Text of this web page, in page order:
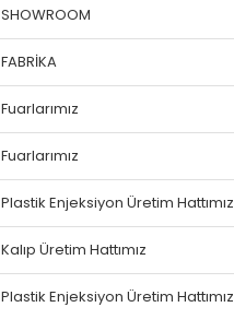
SHOWROOM
FABRİKA
Fuarlarımız
Fuarlarımız
Plastik Enjeksiyon Üretim Hattımız
Kalıp Üretim Hattımız
Plastik Enjeksiyon Üretim Hattımız